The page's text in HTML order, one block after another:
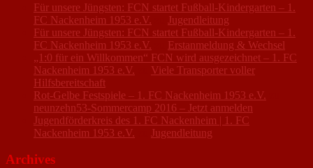
Für unsere Jüngsten: FCN startet Fußball-Kindergarten – 1.
FC Nackenheim 1953 e.V.
Jugendleitung
Für unsere Jüngsten: FCN startet Fußball-Kindergarten – 1.
FC Nackenheim 1953 e.V.
Erstanmeldung & Wechsel
„1:0 für ein Willkommen“ FCN wird ausgezeichnet – 1. FC
Nackenheim 1953 e.V.
Viele Transporter voller
Hilfsbereitschaft
Rot-Gelbe Festspiele – 1. FC Nackenheim 1953 e.V.
neunzehn53-Sommercamp 2016 – Jetzt anmelden
Jugendförderkreis des 1. FC Nackenheim | 1. FC
Nackenheim 1953 e.V.
Jugendleitung
Archives